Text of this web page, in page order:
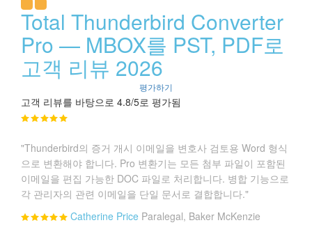
Total Thunderbird Converter
Pro — MBOX를 PST, PDF로
고객 리뷰 2026
평가하기
고객 리뷰를 바탕으로 4.8/5로 평가됨
"Thunderbird의 증거 개시 이메일을 변호사 검토용 Word 형식
으로 변환해야 합니다. Pro 변환기는 모든 첨부 파일이 포함된
이메일을 편집 가능한 DOC 파일로 처리합니다. 병합 기능으로
각 관리자의 관련 이메일을 단일 문서로 결합합니다."
Catherine Price Paralegal, Baker McKenzie